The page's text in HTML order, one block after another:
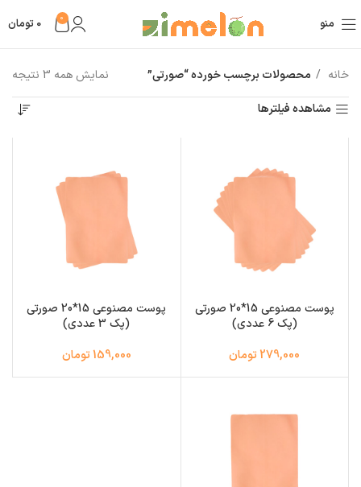
منو 0
0 تومان
خانه محصولات برچسب خورده “صورتی”
نمایش همه 3 نتیجه
مشاهده فیلترها
پوست مصنوعی 15*20 صورتی
(پک 6 عددی)
279,000 تومان
پوست مصنوعی 15*20 صورتی
(پک 3 عددی)
159,000 تومان